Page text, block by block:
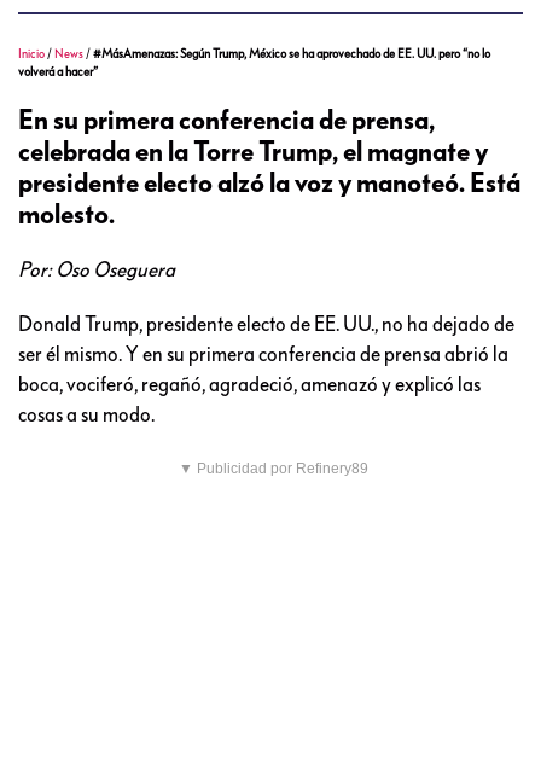
Inicio / News /#MásAmenazas: Según Trump, México se ha aprovechado de EE. UU. pero “no lo
volverá a hacer”
En su primera conferencia de prensa,
celebrada en la Torre Trump, el magnate y
presidente electo alzó la voz y manoteó. Está
molesto.
Por: Oso Oseguera
Donald Trump, presidente electo de EE. UU., no ha dejado de
ser él mismo. Y en su primera conferencia de prensa abrió la
boca, vociferó, regañó, agradeció, amenazó y explicó las
cosas a su modo.
▼ Publicidad por Refinery89